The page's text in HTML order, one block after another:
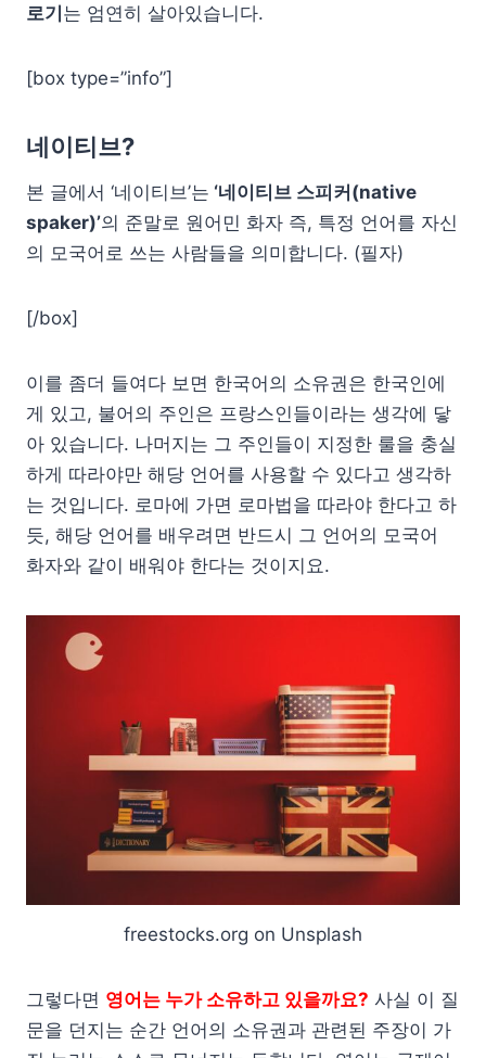
로기 는 엄연히 살아있습니다.
[box type=”info”]
네이티브?
본 글에서 ‘네이티브’는 ‘네이티브 스피커(native
spaker)’의 준말로 원어민 화자 즉, 특정 언어를 자신
의 모국어로 쓰는 사람들을 의미합니다. (필자)
[/box]
이를 좀더 들여다 보면 한국어의 소유권은 한국인에
게 있고, 불어의 주인은 프랑스인들이라는 생각에 닿
아 있습니다. 나머지는 그 주인들이 지정한 룰을 충실
하게 따라야만 해당 언어를 사용할 수 있다고 생각하
는 것입니다. 로마에 가면 로마법을 따라야 한다고 하
듯, 해당 언어를 배우려면 반드시 그 언어의 모국어
화자와 같이 배워야 한다는 것이지요.
freestocks.org on Unsplash
그렇다면 영어는 누가 소유하고 있을까요? 사실 이 질
문을 던지는 순간 언어의 소유권과 관련된 주장이 가